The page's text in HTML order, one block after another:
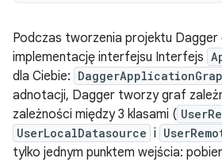
Podczas tworzenia projektu Dagger
implementację interfejsu Interfejs
dla Ciebie:
adnotacji, Dagger tworzy graf
zależności między 3 klasami (
UserLocalDatasource i
tylko jednym punktem wejścia: